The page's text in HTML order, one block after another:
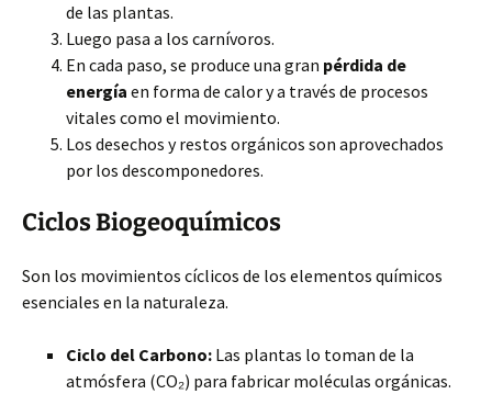
de las plantas.
Luego pasa a los carnívoros.
En cada paso, se produce una gran pérdida de
energía en forma de calor y a través de procesos
vitales como el movimiento.
Los desechos y restos orgánicos son aprovechados
por los descomponedores.
Ciclos Biogeoquímicos
Son los movimientos cíclicos de los elementos químicos
esenciales en la naturaleza.
Ciclo del Carbono: Las plantas lo toman de la
atmósfera (CO₂) para fabricar moléculas orgánicas.